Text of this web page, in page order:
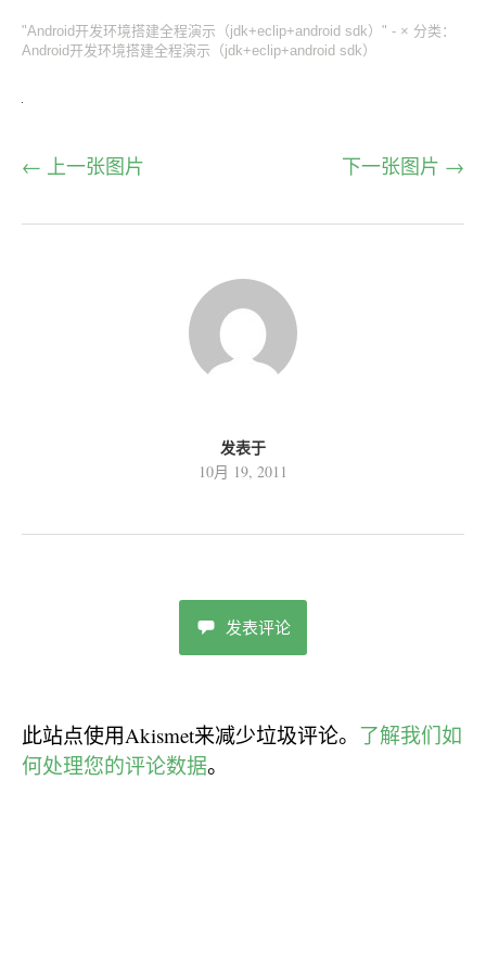
"Android开发环境搭建全程演示（jdk+eclip+android sdk）" - × 分类：
Android开发环境搭建全程演示（jdk+eclip+android sdk）
← 上一张图片 下一张图片 →
发表于
10月 19, 2011
发表评论
此站点使用Akismet来减少垃圾评论。 了解我们如
何处理您的评论数据。